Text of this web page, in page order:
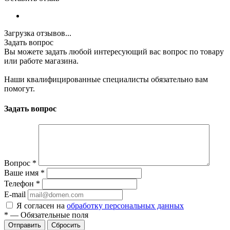
Загрузка отзывов...
Задать вопрос
Вы можете задать любой интересующий вас вопрос по товару
или работе магазина.
Наши квалифицированные специалисты обязательно вам
помогут.
Задать вопрос
Вопрос *
Ваше имя *
Телефон *
E-mail
Я согласен на обработку персональных данных
* — Обязательные поля
Сбросить